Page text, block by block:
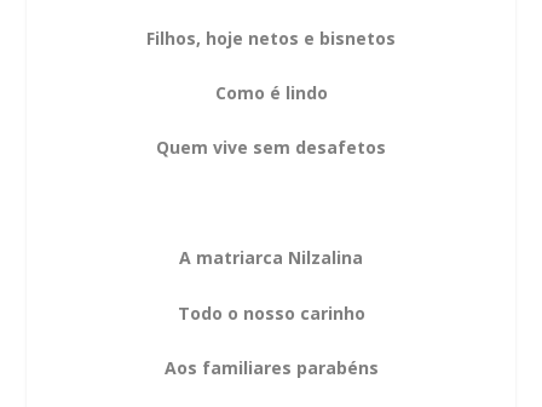
Filhos, hoje netos e bisnetos
Como é lindo
Quem vive sem desafetos
A matriarca Nilzalina
Todo o nosso carinho
Aos familiares parabéns